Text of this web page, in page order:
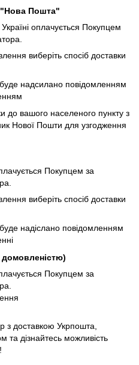
"Нова Пошта"
оплачується Покупцем
виберіть спосіб доставки
надсилано повідомленням
до вашого населеного пункту з
Нової Пошти для узгодження
Покупцем за
виберіть спосіб доставки
надіслано повідомленням
домовленістю)
Покупцем за
з доставкою Укрпошта,
дізнайтесь можливість